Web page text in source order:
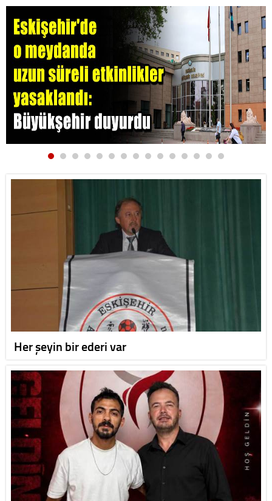
Her şeyin bir ederi var